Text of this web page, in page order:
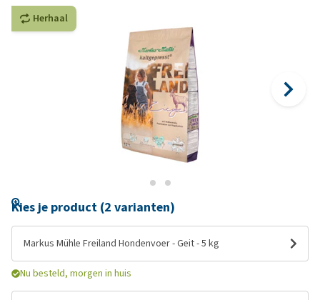
Herhaal
Kies je product (2 varianten)
Markus Mühle Freiland Hondenvoer - Geit - 5 kg
Nu besteld, morgen in huis